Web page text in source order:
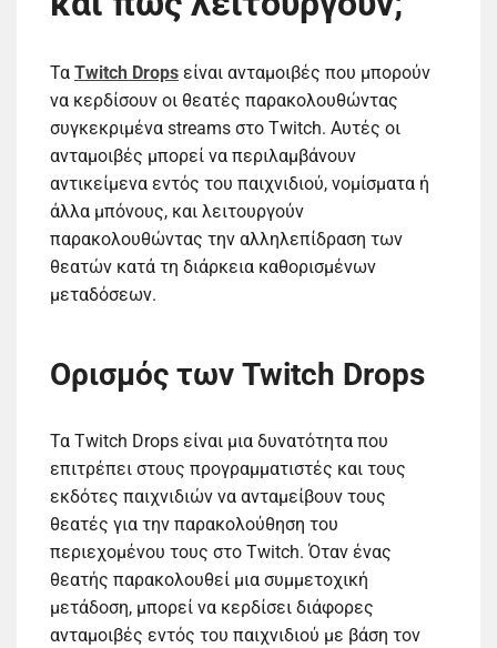
Τα Twitch Drops είναι ανταμοιβές που μπορούν
να κερδίσουν οι θεατές παρακολουθώντας
συγκεκριμένα streams στο Twitch. Αυτές οι
ανταμοιβές μπορεί να περιλαμβάνουν
αντικείμενα εντός του παιχνιδιού, νομίσματα ή
άλλα μπόνους, και λειτουργούν
παρακολουθώντας την αλληλεπίδραση των
θεατών κατά τη διάρκεια καθορισμένων
μεταδόσεων.
Ορισμός των Twitch Drops
Τα Twitch Drops είναι μια δυνατότητα που
επιτρέπει στους προγραμματιστές και τους
εκδότες παιχνιδιών να ανταμείβουν τους
θεατές για την παρακολούθηση του
περιεχομένου τους στο Twitch. Όταν ένας
θεατής παρακολουθεί μια συμμετοχική
μετάδοση, μπορεί να κερδίσει διάφορες
ανταμοιβές εντός του παιχνιδιού με βάση τον